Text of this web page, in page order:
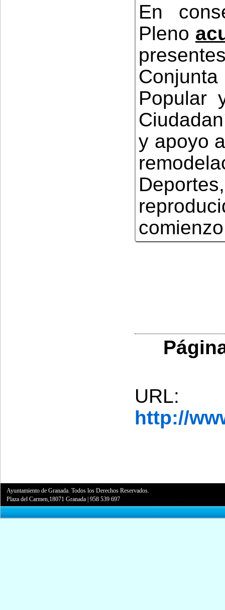
En
Pleno
Popular
y apoyo
URL:
http://
Ayuntamiento de Granada. Todos los Derechos Reservados.
Plaza del Carmen,18071 Granada |958 539 697